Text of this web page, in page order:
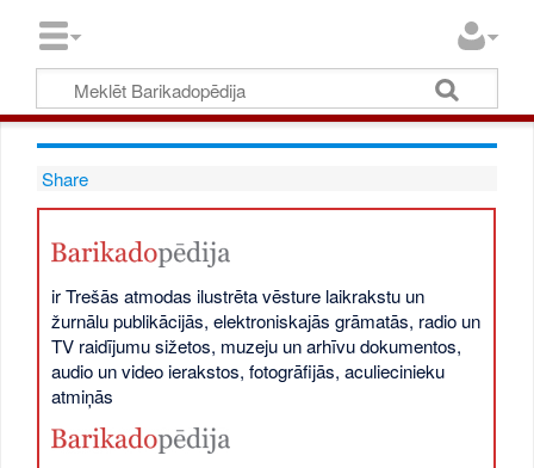
Share
ir Trešās atmodas ilustrēta vēsture laikrakstu un
žurnālu publikācijās, elektroniskajās grāmatās, radio un
TV raidījumu sižetos, muzeju un arhīvu dokumentos,
audio un video ierakstos, fotogrāfijās, aculiecinieku
atmiņās